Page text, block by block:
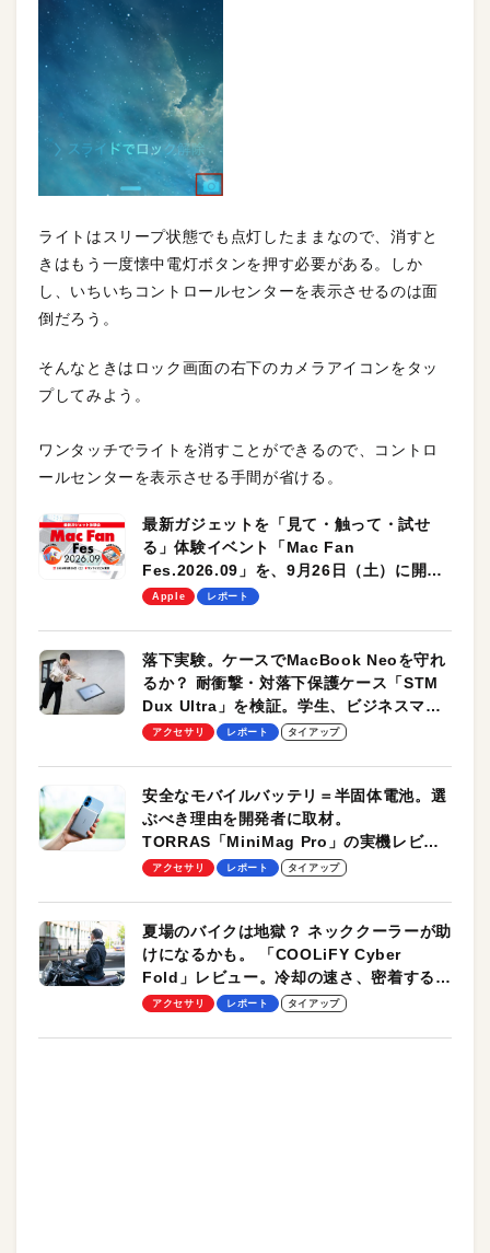
ライトはスリープ状態でも点灯したままなので、消すと
きはもう一度懐中電灯ボタンを押す必要がある。しか
し、いちいちコントロールセンターを表示させるのは面
倒だろう。
そんなときはロック画面の右下のカメラアイコンをタッ
プしてみよう。
ワンタッチでライトを消すことができるので、コントロ
ールセンターを表示させる手間が省ける。
最新ガジェットを「見て・触って・試せ
る」体験イベント「Mac Fan
Fes.2026.09」を、9月26日（土）に開催
します！
Apple レポート
落下実験。ケースでMacBook Neoを守れ
るか？ 耐衝撃・対落下保護ケース「STM
Dux Ultra」を検証。学生、ビジネスマン
のモバイルユースに最適！
アクセサリ レポート タイアップ
安全なモバイルバッテリ＝半固体電池。選
ぶべき理由を開発者に取材。
TORRAS「MiniMag Pro」の実機レビュ
ーも
アクセサリ レポート タイアップ
夏場のバイクは地獄？ ネッククーラーが助
けになるかも。 「COOLiFY Cyber
Fold」レビュー。冷却の速さ、密着する冷
却プレート、シンプルな操作性がグッド！
アクセサリ レポート タイアップ